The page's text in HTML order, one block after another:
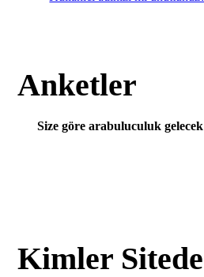
Anketler
Size göre arabuluculuk
Kimler Sitede